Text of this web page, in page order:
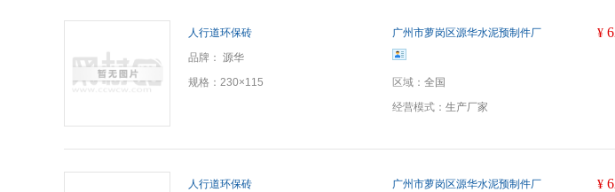
人行道环保砖
品牌： 源华
规格： 230×115
广州市萝岗区源华水泥预制件厂
区域： 全国
经营模式： 生产厂家
¥
人行道环保砖
广州市萝岗区源华水泥预制件厂 ¥